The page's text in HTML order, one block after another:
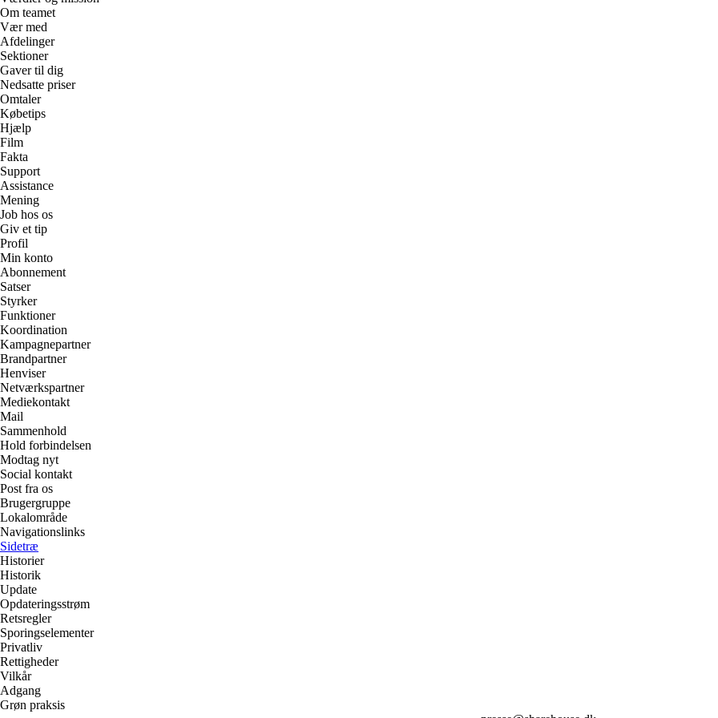
Om teamet
Vær med
Afdelinger
Sektioner
Gaver til dig
Nedsatte priser
Omtaler
Købetips
Hjælp
Film
Fakta
Support
Assistance
Mening
Job hos os
Giv et tip
Profil
Min konto
Abonnement
Satser
Styrker
Funktioner
Koordination
Kampagnepartner
Brandpartner
Henviser
Netværkspartner
Mediekontakt
Mail
Sammenhold
Hold forbindelsen
Modtag nyt
Social kontakt
Post fra os
Brugergruppe
Lokalområde
Navigationslinks
Sidetræ
Historier
Historik
Update
Opdateringsstrøm
Retsregler
Sporingselementer
Privatliv
Rettigheder
Vilkår
Adgang
Grøn praksis